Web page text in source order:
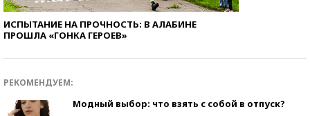
ИСПЫТАНИЕ НА ПРОЧНОСТЬ: В АЛАБИНЕ
ПРОШЛА «ГОНКА ГЕРОЕВ»
РЕКОМЕНДУЕМ:
Модный выбор: что взять с собой в отпуск?